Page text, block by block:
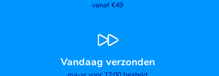
vanaf €49
Vandaag verzonden